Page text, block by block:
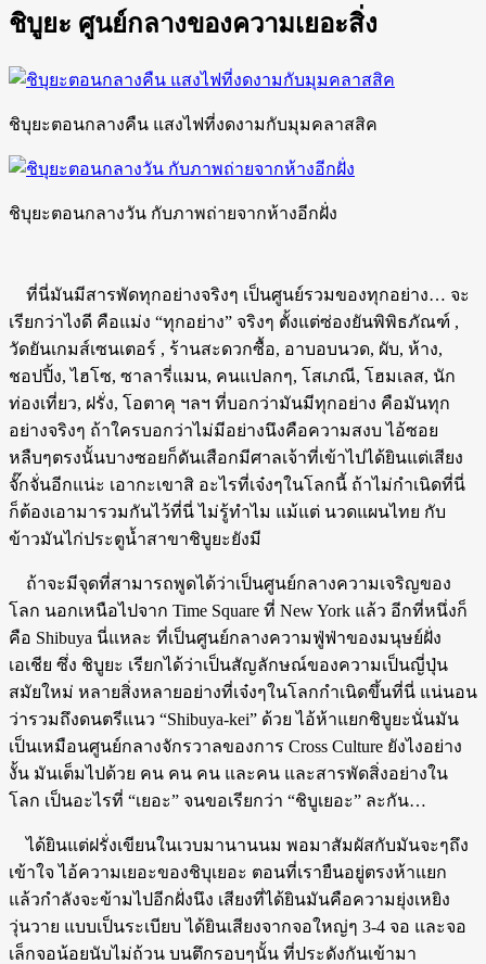
ชิบูยะ ศูนย์กลางของความเยอะสิ่ง
ชิบุยะตอนกลางคืน แสงไฟที่งดงามกับมุมคลาสสิค
ชิบุยะตอนกลางวัน กับภาพถ่ายจากห้างอีกฝั่ง
ที่นี่มันมีสารพัดทุกอย่างจริงๆ เป็นศูนย์รวมของทุกอย่าง… จะ
เรียกว่าไงดี คือแม่ง “ทุกอย่าง” จริงๆ ตั้งแต่ซ่องยันพิพิธภัณฑ์ ,
วัดยันเกมส์เซนเตอร์ , ร้านสะดวกซื้อ, อาบอบนวด, ผับ, ห้าง,
ชอปปิ้ง, ไฮโซ, ซาลารี่แมน, คนแปลกๆ, โสเภณี, โฮมเลส, นัก
ท่องเที่ยว, ฝรั่ง, โอตาคุ ฯลฯ ที่บอกว่ามันมีทุกอย่าง คือมันทุก
อย่างจริงๆ ถ้าใครบอกว่าไม่มีอย่างนึงคือความสงบ ไอ้ซอย
หลืบๆตรงนั้นบางซอยก็ดันเสือกมีศาลเจ้าที่เข้าไปได้ยินแต่เสียง
จั๊กจั่นอีกแน่ะ เอากะเขาสิ อะไรที่เจ๋งๆในโลกนี้ ถ้าไม่กำเนิดที่นี่
ก็ต้องเอามารวมกันไว้ที่นี่ ไม่รู้ทำไม แม้แต่ นวดแผนไทย กับ
ข้าวมันไก่ประตูน้ำสาขาชิบูยะยังมี
ถ้าจะมีจุดที่สามารถพูดได้ว่าเป็นศูนย์กลางความเจริญของ
โลก นอกเหนือไปจาก Time Square ที่ New York แล้ว อีกที่หนึ่งก็
คือ Shibuya นี่แหละ ที่เป็นศูนย์กลางความฟู่ฟ่าของมนุษย์ฝั่ง
เอเชีย ซึ่ง ชิบูยะ เรียกได้ว่าเป็นสัญลักษณ์ของความเป็นญี่ปุ่น
สมัยใหม่ หลายสิ่งหลายอย่างที่เจ๋งๆในโลกกำเนิดขึ้นที่นี่ แน่นอน
ว่ารวมถึงดนตรีแนว “Shibuya-kei” ด้วย ไอ้ห้าแยกชิบูยะนั่นมัน
เป็นเหมือนศูนย์กลางจักรวาลของการ Cross Culture ยังไงอย่าง
งั้น มันเต็มไปด้วย คน คน คน และคน และสารพัดสิ่งอย่างใน
โลก เป็นอะไรที่ “เยอะ” จนขอเรียกว่า “ชิบูเยอะ” ละกัน…
ได้ยินแต่ฝรั่งเขียนในเวบมานานนม พอมาสัมผัสกับมันจะๆถึง
เข้าใจ ไอ้ความเยอะของชิบุเยอะ ตอนที่เรายืนอยู่ตรงห้าแยก
แล้วกำลังจะข้ามไปอีกฝั่งนึง เสียงที่ได้ยินมันคือความยุ่งเหยิง
วุ่นวาย แบบเป็นระเบียบ ได้ยินเสียงจากจอใหญ่ๆ 3-4 จอ และจอ
เล็กจอน้อยนับไม่ถ้วน บนตึกรอบๆนั้น ที่ประดังกันเข้ามา